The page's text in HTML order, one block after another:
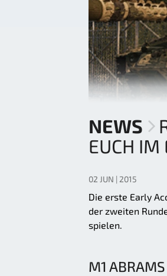
NEWS
EUCH IM
02 JUN | 2015
Die erste Early
der zweiten
spielen.
M1